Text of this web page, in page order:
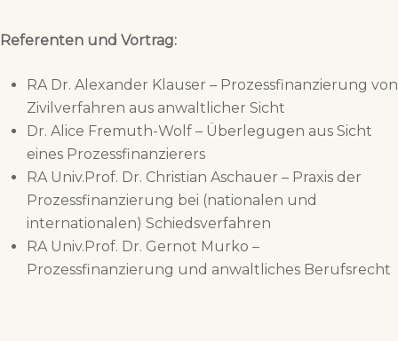
Referenten und Vortrag:
RA Dr. Alexander Klauser – Prozessfinanzierung von
Zivilverfahren aus anwaltlicher Sicht
Dr. Alice Fremuth-Wolf – Überlegugen aus Sicht
eines Prozessfinanzierers
RA Univ.Prof. Dr. Christian Aschauer – Praxis der
Prozessfinanzierung bei (nationalen und
internationalen) Schiedsverfahren
RA Univ.Prof. Dr. Gernot Murko –
Prozessfinanzierung und anwaltliches Berufsrecht